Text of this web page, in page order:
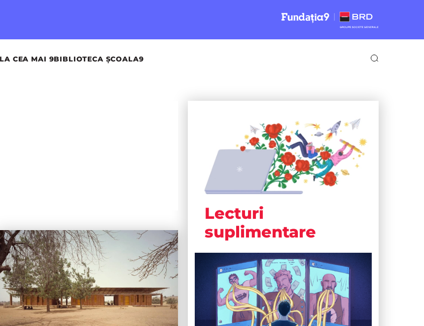
CEA MAI 9BIBLIOTECA ȘCOALA9
Lecturi
suplimentare